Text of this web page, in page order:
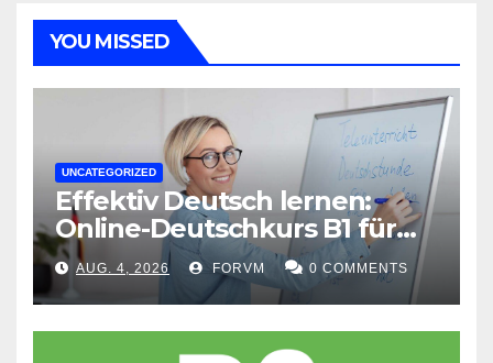
YOU MISSED
UNCATEGORIZED
Effektiv Deutsch lernen:
Online-Deutschkurs B1 für
flexible Lernerfolge
AUG. 4, 2026 FORVM 0 COMMENTS